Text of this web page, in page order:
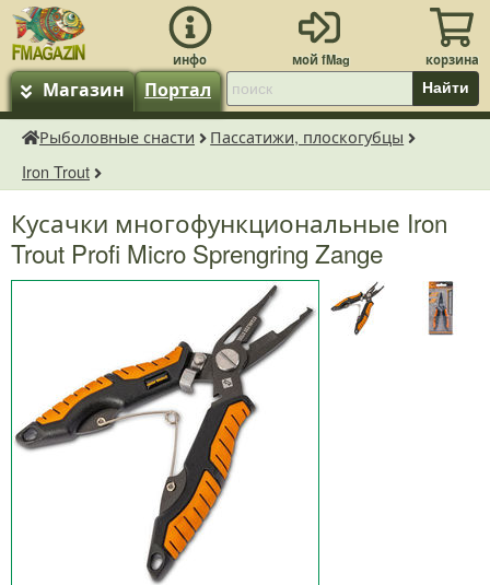
Магазин Портал Найти
fMagazin.ru
Рыболовные снасти
Пассатижи, плоскогубцы
Iron Trout
Кусачки многофункциональные Iron
Trout Profi Micro Sprengring Zange